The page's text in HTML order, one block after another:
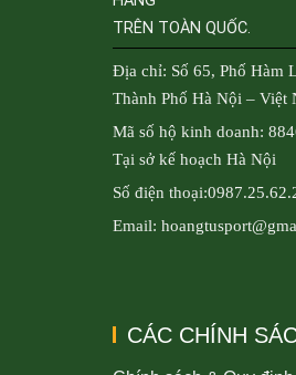
TRÊN TOÀN QUỐC.
Địa chỉ: Số 65, Phố Hàm
Thành Phố Hà Nội – Việt
Mã số hộ kinh doanh:
Tại sở kế hoạch Hà Nội
Số điện
Email:
CÁC CHÍNH